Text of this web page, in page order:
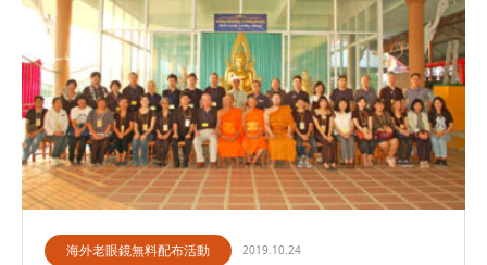
海外老眼鏡無料配布活動 2019.10.24